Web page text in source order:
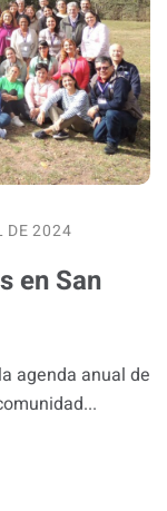
DE 2024
en San
agenda anual de